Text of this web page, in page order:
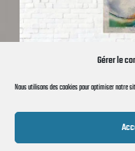
Gérer le
Nous utilisons des cookies pour optimiser notre
#181 Neuros